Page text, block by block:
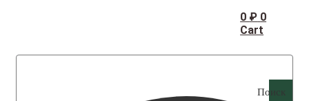
0 ₽ 0
Cart
Поиск